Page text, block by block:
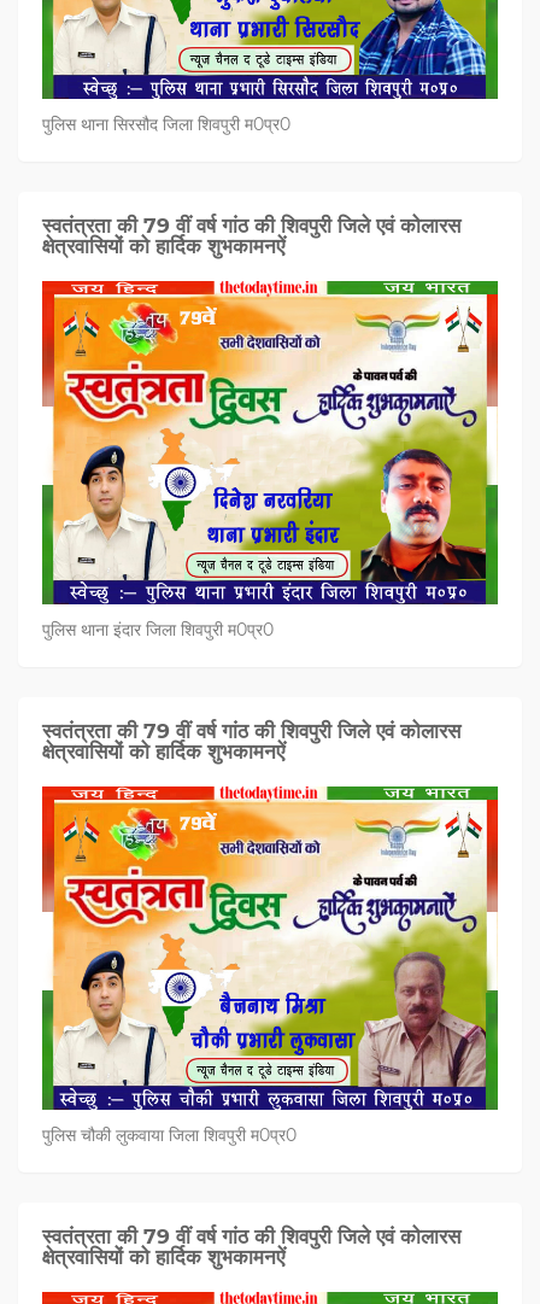
पुलिस थाना सिरसौद जिला शिवपुरी म0प्र0
स्वतंत्रता की 79 वीं वर्ष गांठ की शिवपुरी जिले एवं कोलारस
क्षेत्रवासियों को हार्दिक शुभकामनऐं
पुलिस थाना इंदार जिला शिवपुरी म0प्र0
स्वतंत्रता की 79 वीं वर्ष गांठ की शिवपुरी जिले एवं कोलारस
क्षेत्रवासियों को हार्दिक शुभकामनऐं
पुलिस चौकी लुकवाया जिला शिवपुरी म0प्र0
स्वतंत्रता की 79 वीं वर्ष गांठ की शिवपुरी जिले एवं कोलारस
क्षेत्रवासियों को हार्दिक शुभकामनऐं